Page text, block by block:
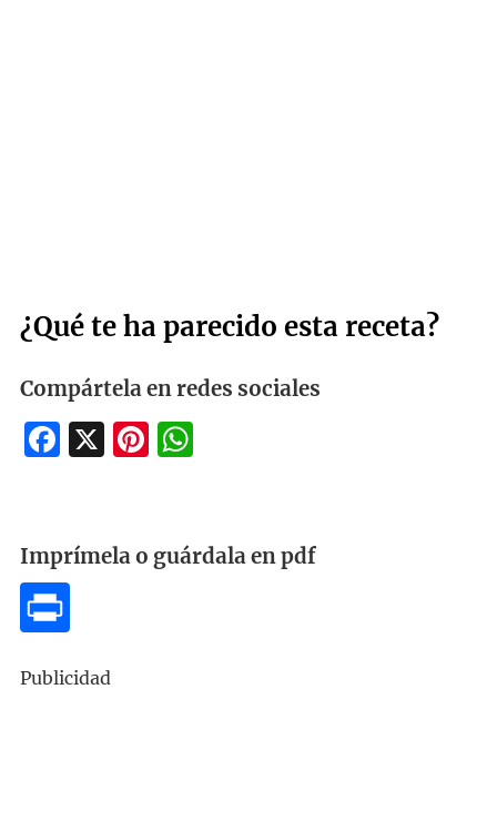
¿Qué te ha parecido esta receta?
Compártela en redes sociales
Facebook
X Pinterest
WhatsApp
Imprímela o guárdala en pdf
Publicidad